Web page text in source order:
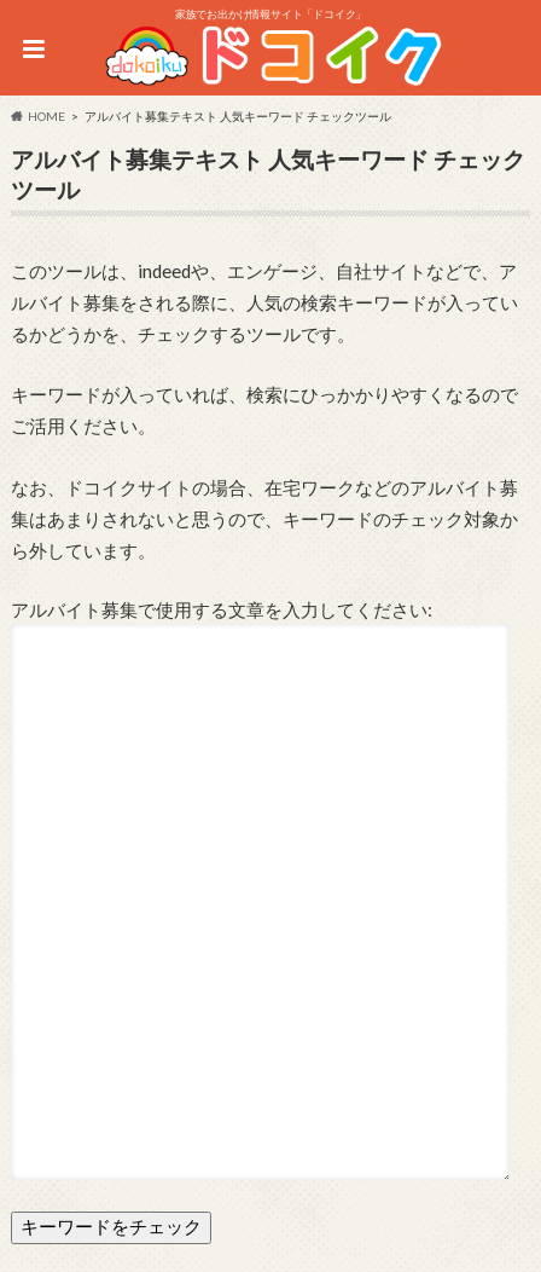
家族でお出かけ情報サイト「ドコイク」
HOME アルバイト募集テキスト 人気キーワード チェックツール
アルバイト募集テキスト 人気キーワード チェック
ツール
このツールは、indeedや、エンゲージ、自社サイトなどで、ア
ルバイト募集をされる際に、人気の検索キーワードが入ってい
るかどうかを、チェックするツールです。
キーワードが入っていれば、検索にひっかかりやすくなるので
ご活用ください。
なお、ドコイクサイトの場合、在宅ワークなどのアルバイト募
集はあまりされないと思うので、キーワードのチェック対象か
ら外しています。
アルバイト募集で使用する文章を入力してください: